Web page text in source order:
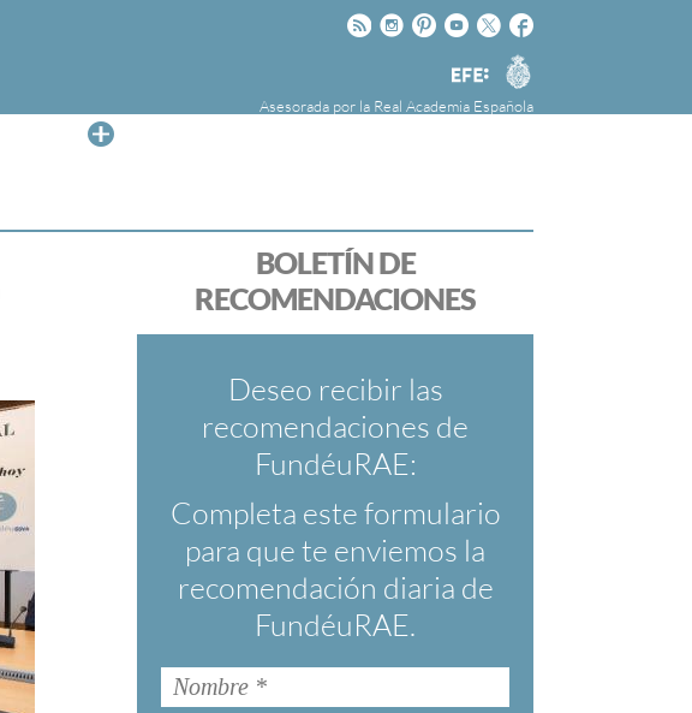
Facebook
Twitter
Youtube
Pinteres
Instagram
Rss
Agencia
EFE
Asesorada por la Real Academia Española
la Agencia Efe y la Real Academia Española,
cuyo objetivo es colaborar con el buen uso del
español en los medios de comunicación y en
Internet.
BOLETÍN DE
RECOMENDACIONES
Deseo recibir las
recomendaciones de
FundéuRAE:
Completa este formulario
para que te enviemos la
recomendación diaria de
FundéuRAE.